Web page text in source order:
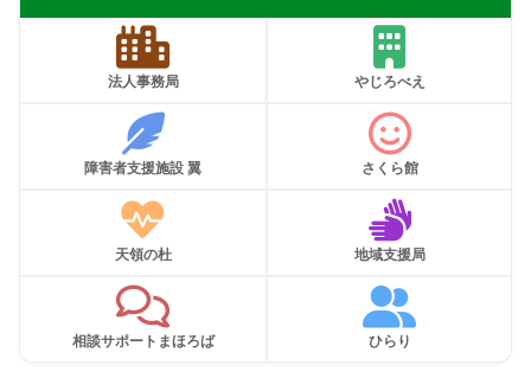
法人事務局 やじろべえ
障害者支援施設 翼 さくら館
天領の杜 地域支援局
相談サポートまほろば ひらり